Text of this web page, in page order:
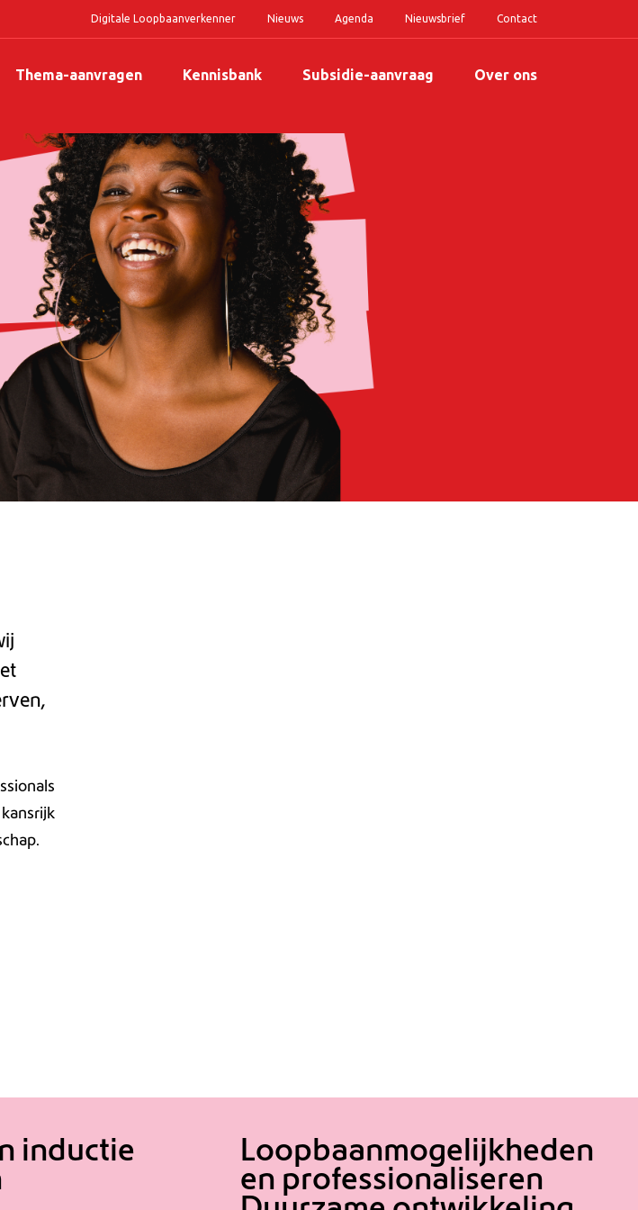
Digitale Loopbaanverkenner Nieuws Agenda Nieuwsbrief Contact
Thema-aanvragen Kennisbank Subsidie-aanvraag Over ons
inductie
Loopbaanmogelijkheden
en professionaliseren